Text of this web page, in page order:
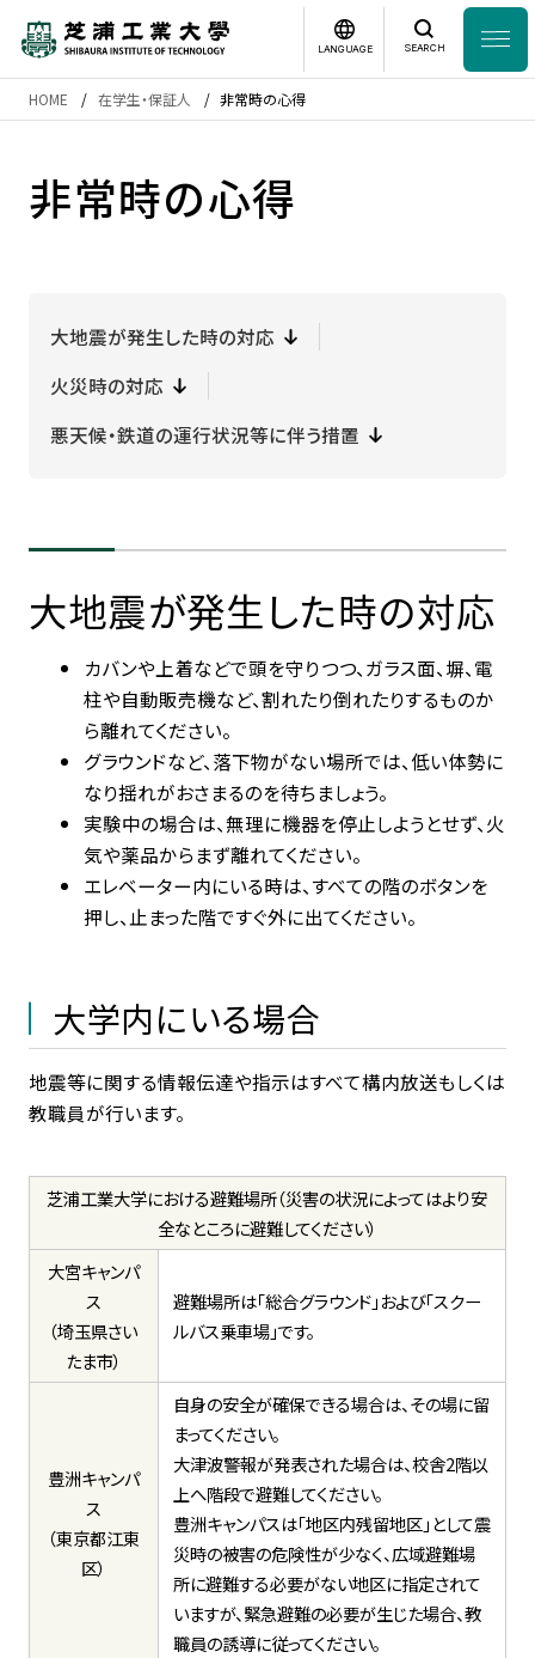
News
芝浦工業大学とは
研究・産学連携
学生生活・キャリア支援
卒業生 企業・研究者
LANGUAGE SEARCH
日本語 English
HOME 在学生・保証人 非常時の心得
非常時の心得
大地震が発生した時の対応
火災時の対応
悪天候・鉄道の運行状況等に伴う措置
大地震が発生した時の対応
カバンや上着などで頭を守りつつ、ガラス面、塀、電
柱や自動販売機など、割れたり倒れたりするものか
ら離れてください。
グラウンドなど、落下物がない場所では、低い体勢に
なり揺れがおさまるのを待ちましょう。
実験中の場合は、無理に機器を停止しようとせず、火
気や薬品からまず離れてください。
エレベーター内にいる時は、すべての階のボタンを
押し、止まった階ですぐ外に出てください。
大学内にいる場合
地震等に関する情報伝達や指示はすべて構内放送もしくは
教職員が行います。
芝浦工業大学における避難場所（災害の状況によってはより安
全なところに避難してください）
大宮キャンパ
ス
（埼玉県さい
たま市）
避難場所は「総合グラウンド」および「スクー
ルバス乗車場」です。
豊洲キャンパ
ス
（東京都江東
区）
自身の安全が確保できる場合は、その場に留
まってください。
大津波警報が発表された場合は、校舎2階以
上へ階段で避難してください。
豊洲キャンパスは「地区内残留地区」として震
災時の被害の危険性が少なく、広域避難場
所に避難する必要がない地区に指定されて
いますが、緊急避難の必要が生じた場合、教
職員の誘導に従ってください。